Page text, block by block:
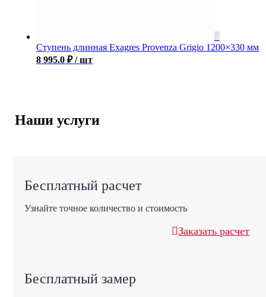
Ступень длинная Exagres Provenza Grigio 1200×330 мм
8 995.0 ₽ / шт
Наши услуги
Бесплатный расчет
Узнайте точное количество и стоимость
Заказать расчет
Бесплатный замер